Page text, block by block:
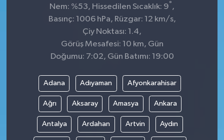
Nem: %53, Hissedilen Sıcaklık: 9° ,
Basınç: 1006 hPa, Rüzgar: 12 km/s,
Çiy Noktası: 1.4,
Görüş Mesafesi: 10 km, Gün
Doğumu: 7:02, Gün Batımı: 19:00
Adana Adıyaman Afyonkarahisar
Ağrı Aksaray Amasya Ankara
Antalya Ardahan Artvin Aydın